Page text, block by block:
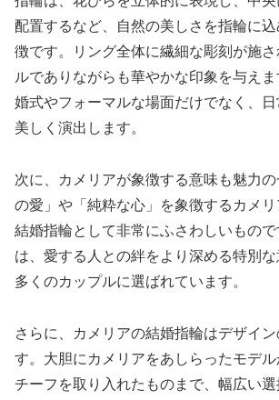
配置するなど、自然の美しさを指輪に
徴です。リング全体に繊細な彫刻が施
ルでありながらも華やかな印象を与え
婚式やフォーマルな場面だけでなく、
美しく演出します。
次に、カメリアが象徴する意味も魅力
の愛」や「純粋な心」を象徴するカメリ
結婚指輪として非常にふさわしいもの
は、愛する人との絆をより深める特別な
多くのカップルに選ばれています。
さらに、カメリアの結婚指輪はデザイ
す。大胆にカメリアをあしらったモデ
チーフを取り入れたものまで、幅広い選